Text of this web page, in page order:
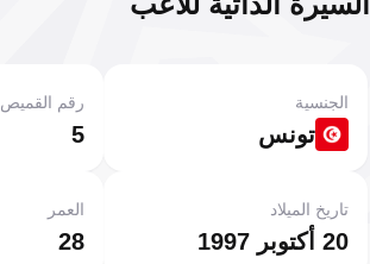
تونس
الجنسية
5
رقم القميص
20 أكتوبر 1997
تاريخ الميلاد
28
العمر